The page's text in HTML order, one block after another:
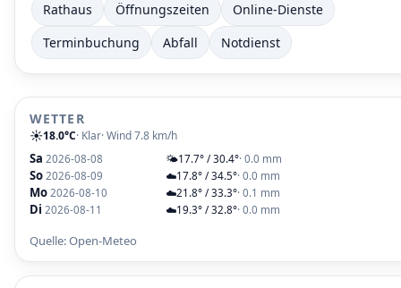
Rathaus Öffnungszeiten
Online-Dienste
Terminbuchung
Abfall Notdienst
WETTER
☀️18.0°C· Klar· Wind 7.8 km/h
Sa 2026-08-08 🌤️17.7° / 30.4°· 0.0 mm
So 2026-08-09 ☁️17.8° / 34.5°· 0.0 mm
Mo 2026-08-10 ☁️21.8° / 33.3°· 0.1 mm
Di 2026-08-11 ☁️19.3° / 32.8°· 0.0 mm
Quelle: Open-Meteo